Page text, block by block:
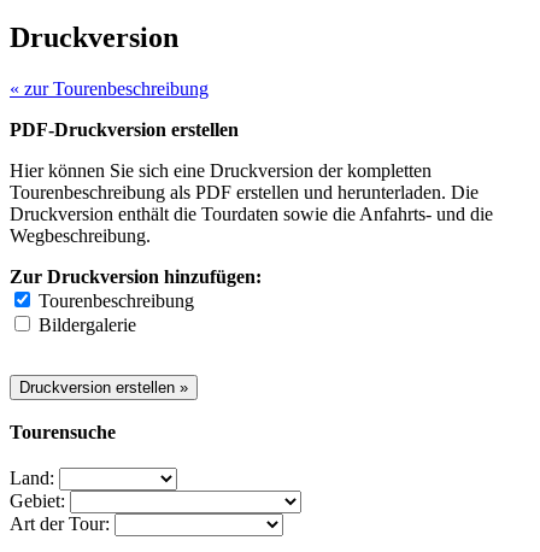
Druckversion
« zur Tourenbeschreibung
PDF-Druckversion erstellen
Hier können Sie sich eine Druckversion der kompletten
Tourenbeschreibung als PDF erstellen und herunterladen. Die
Druckversion enthält die Tourdaten sowie die Anfahrts- und die
Wegbeschreibung.
Zur Druckversion hinzufügen:
Tourenbeschreibung
Bildergalerie
Tourensuche
Land:
Gebiet:
Art der Tour: